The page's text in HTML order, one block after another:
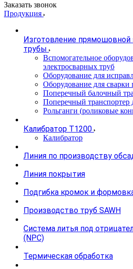
Заказать звонок
Продукция
Изготовление прямошовной
трубы
Вспомогательное
электросварных труб
Оборудование для
Оборудование для
Поперечный балочный
Поперечный транспортер
Рольганги (роликовые
Калибратор Т1200
Калибратор
Линия по производству
Линия покрытия
Подгибка кромок и
Производство труб SAWH
Система литья под
(NPC)
Термическая обработка